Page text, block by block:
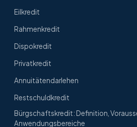
Eilkredit
Rahmenkredit
Dispokredit
Privatkredit
Annuitätendarlehen
Restschuldkredit
Bürgschaftskredit: Definition,
Anwendungsbereiche